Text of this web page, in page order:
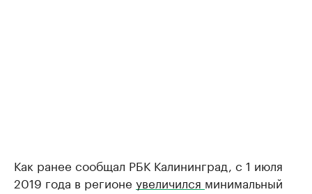
Как ранее сообщал РБК Калининград, с 1 июля
2019 года в регионе увеличился минимальный